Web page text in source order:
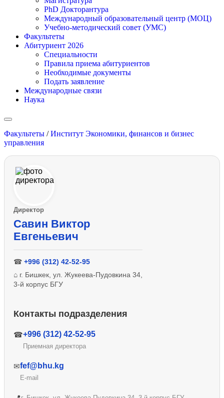
PhD Докторантура
Международный образовательный центр (МОЦ)
Учебно-методический совет (УМС)
Факультеты
Абитуриент 2026
Специальности
Правила приема абитуриентов
Необходимые документы
Подать заявление
Международные связи
Наука
Факультеты /Институт Экономики, финансов и бизнес
управления
Директор
Савин Виктор
Евгеньевич
☎ +996 (312) 42-52-95
⌂ г. Бишкек, ул. Жукеева-Пудовкина 34,
3-й корпус БГУ
Контакты подразделения
☎+996 (312) 42-52-95
Приемная директора
✉fef@bhu.kg
E-mail